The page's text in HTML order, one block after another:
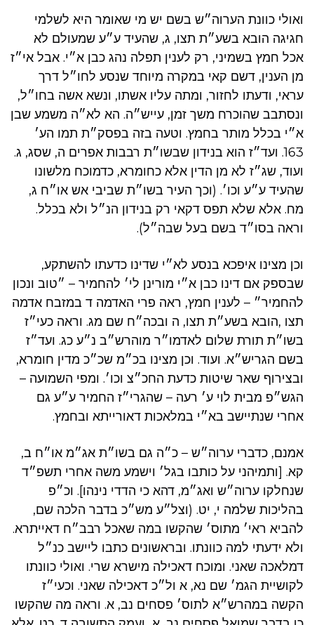
ואולי כוונת הערוה״ש בשם יש מי שאומר היא לשלמי
חגיגה הובא בשע״ת תצו, ג, שהעיד ע״ע שמעולם לא
אכל חמץ בשמיני, רק לענין תפלה נהג כבן א״י. אבל אי״ז
מן הענין, דשם קאי במקרה מיוחד שנסע לחו״ל דרך
עראי, ודעתו לחזור, ומתה עליו אשתו, ונשא אשה בחו״ל,
ונסתבב שהוכרח משך זמן, עייש״ה. הא לא״ה משמע שבן
א״י בכלל מותר בחמץ. וטעה בזה בפסק״ת תמו הע׳
163. ועד״ז הוא בנידון שבשו״ת רבבות אפרים ה, שסג, ג.
ועוד, שג״ז לא מן הדין אלא כחומרא, כדמוכח מלשונו
שהעיד ע״ע וכו׳. (וכך העיר בשו״ת שביבי אש או״ח ג,
מח. אלא שלא תפס דקאי רק בנידון הנ״ל ולא בכלל.
וראה בסו״ד בשם בעל שבה״ל).
וכן מצינו איפכא בנסע לא״י שדינו כדעתו להשתקע,
שבספק אם דינו כבן א״י מורינן לי׳ להחמיר – ״טוב ונכון
להחמיר״ – לענין חמץ, ראה פרי האדמה ד במזבח אדמה
תצו ,הובא בשע״ת תצו, ה ובכה״ח שם מג. וראה כעי״ז
בשו״ת תורת שלום לאדמו״ר מוהרש״ב נ״ע כג. ועד״ז
בשם הגריש״א. ועוד. וכן מצינו בכ״מ שכ״כ מדין חומרא,
ובצירוף שאר שיטות כדעת החכ״צ וכו׳. ומפי השמועה –
הגש״פ מבית לוי ע׳ רעה – שהגרי״ז החמיר ע״ע גם
אחרי שנתיישב בא״י במלאכות דאורייתא ובחמץ.
אמנם, כדברי ערוה״ש – כ״ה גם בשו״ת אג״מ או״ח ב,
קא. [ותמיהני על כותבו בגל׳ וישמע משה אחרי תשפ״ד
שנחלקו ערוה״ש ואג״מ, דהא כי הדדי נינהו]. וכ״פ
בהליכות שלמה י, יט. (וצל״ע מש״כ בדבר הלכה שם,
להביא ראי׳ מתוס׳ שהקשו במה שאכל רבב״ח דאייתרא.
ולא ידעתי למה כוונתו. ובראשונים כתבו ליישב כנ״ל
דמלאכה שאני. ומוכח דאכילה מישרא שרי. ואולי כוונתו
לקושיית הגמ׳ שם נא, א ול״כ דאכילה שאני. וכעי״ז
הקשה במהרש״א לתוס׳ פסחים נב, א. וראה מה שהקשו